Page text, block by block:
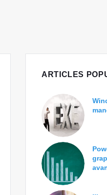
ARTICLES